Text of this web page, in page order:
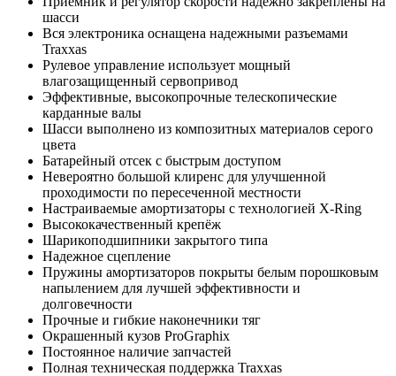
шасси
Вся электроника оснащена надежными разъемами
Traxxas
Рулевое управление использует мощный
влагозащищенный сервопривод
Эффективные, высокопрочные телескопические
карданные валы
Шасси выполнено из композитных материалов серого
цвета
Батарейный отсек с быстрым доступом
Невероятно большой клиренс для улучшенной
проходимости по пересеченной местности
Настраиваемые амортизаторы с технологией X-Ring
Высококачественный крепёж
Шарикоподшипники закрытого типа
Надежное сцепление
Пружины амортизаторов покрыты белым порошковым
напылением для лучшей эффективности и
долговечности
Прочные и гибкие наконечники тяг
Окрашенный кузов ProGraphix
Постоянное наличие запчастей
Полная техническая поддержка Traxxas